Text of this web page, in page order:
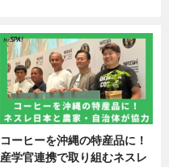
コーヒーを沖縄の特産品に！
産学官連携で取り組むネスレ